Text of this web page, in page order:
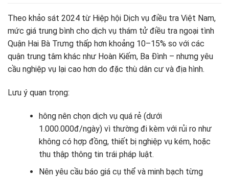
Theo khảo sát 2024 từ Hiệp hội Dịch vụ điều tra Việt Nam,
mức giá trung bình cho dịch vụ thám tử điều tra ngoại tình
Quận Hai Bà Trưng thấp hơn khoảng 10–15% so với các
quận trung tâm khác như Hoàn Kiếm, Ba Đình – nhưng yêu
cầu nghiệp vụ lại cao hơn do đặc thù dân cư và địa hình.
Lưu ý quan trọng:
hông nên chọn dịch vụ quá rẻ (dưới
1.000.000đ/ngày) vì thường đi kèm với rủi ro như
không có hợp đồng, thiết bị nghiệp vụ kém, hoặc
thu thập thông tin trái pháp luật.
Nên yêu cầu báo giá cụ thể và minh bạch từng